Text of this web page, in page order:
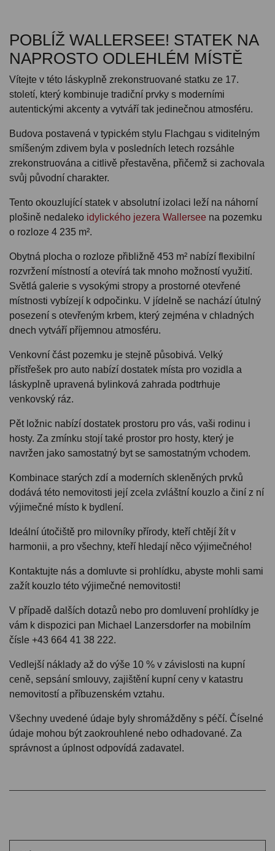
POBLÍŽ WALLERSEE! STATEK NA
NAPROSTO ODLEHLÉM MÍSTĚ
Vítejte v této láskyplně zrekonstruované statku ze 17.
století, který kombinuje tradiční prvky s moderními
autentickými akcenty a vytváří tak jedinečnou atmosféru.
Budova postavená v typickém stylu Flachgau s viditelným
smíšeným zdivem byla v posledních letech rozsáhle
zrekonstruována a citlivě přestavěna, přičemž si zachovala
svůj původní charakter.
Tento okouzlující statek v absolutní izolaci leží na náhorní
plošině nedaleko idylického jezera Wallersee na pozemku
o rozloze 4 235 m².
Obytná plocha o rozloze přibližně 453 m² nabízí flexibilní
rozvržení místností a otevírá tak mnoho možností využití.
Světlá galerie s vysokými stropy a prostorné otevřené
místnosti vybízejí k odpočinku. V jídelně se nachází útulný
posezení s otevřeným krbem, který zejména v chladných
dnech vytváří příjemnou atmosféru.
Venkovní část pozemku je stejně působivá. Velký
přístřešek pro auto nabízí dostatek místa pro vozidla a
láskyplně upravená bylinková zahrada podtrhuje
venkovský ráz.
Pět ložnic nabízí dostatek prostoru pro vás, vaši rodinu i
hosty. Za zmínku stojí také prostor pro hosty, který je
navržen jako samostatný byt se samostatným vchodem.
Kombinace starých zdí a moderních skleněných prvků
dodává této nemovitosti její zcela zvláštní kouzlo a činí z ní
výjimečné místo k bydlení.
Ideální útočiště pro milovníky přírody, kteří chtějí žít v
harmonii, a pro všechny, kteří hledají něco výjimečného!
Kontaktujte nás a domluvte si prohlídku, abyste mohli sami
zažít kouzlo této výjimečné nemovitosti!
V případě dalších dotazů nebo pro domluvení prohlídky je
vám k dispozici pan Michael Lanzersdorfer na mobilním
čísle +43 664 41 38 222.
Vedlejší náklady až do výše 10 % v závislosti na kupní
ceně, sepsání smlouvy, zajištění kupní ceny v katastru
nemovitostí a příbuzenském vztahu.
Všechny uvedené údaje byly shromážděny s péčí. Číselné
údaje mohou být zaokrouhlené nebo odhadované. Za
správnost a úplnost odpovídá zadavatel.